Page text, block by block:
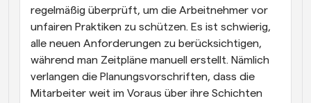
regelmäßig überprüft, um die Arbeitnehmer vor
unfairen Praktiken zu schützen. Es ist schwierig,
alle neuen Anforderungen zu berücksichtigen,
während man Zeitpläne manuell erstellt. Nämlich
verlangen die Planungsvorschriften, dass die
Mitarbeiter weit im Voraus über ihre Schichten